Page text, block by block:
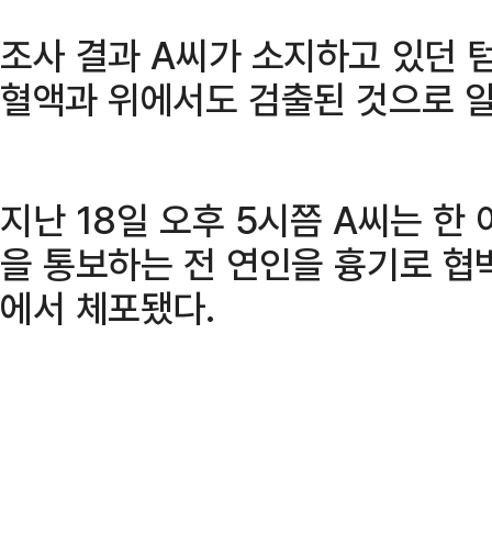
조사 결과 A씨가 소지하고 있던
혈액과 위에서도 검출된 것으로
지난 18일 오후 5시쯤 A씨는 한
을 통보하는 전 연인을 흉기로
에서 체포됐다.